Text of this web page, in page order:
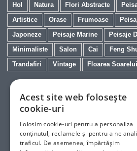
Hol
Natura Flori Abstracte
Artistice
Orase Frumoase
Japoneze
Peisaje Marine
Peisaje
Minimaliste
Salon Cai Feng
Trandafiri
Vintage Floarea Soarelui
Calitatea
Tablouri la Comanda
Politica de Livrare si Retur| Politica de
Copyright © 2023-2026 - Textele şi
ArtInvest SRL
Acest site web folosește
cookie-uri
Folosim cookie-uri pentru a personaliza
conținutul, reclamele și pentru a ne
traficul. De asemenea, împărtășim